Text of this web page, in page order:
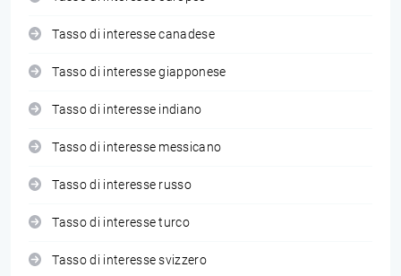
Tasso di interesse canadese
Tasso di interesse giapponese
Tasso di interesse indiano
Tasso di interesse messicano
Tasso di interesse russo
Tasso di interesse turco
Tasso di interesse svizzero